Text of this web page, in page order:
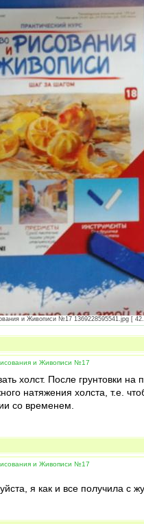
и Живописи №17 1369228595541.jpg [
и Живописи №17
холст. После грунтовки
натяжения холста, т.е.
со временем.
и Живописи №17
я как и все получила с